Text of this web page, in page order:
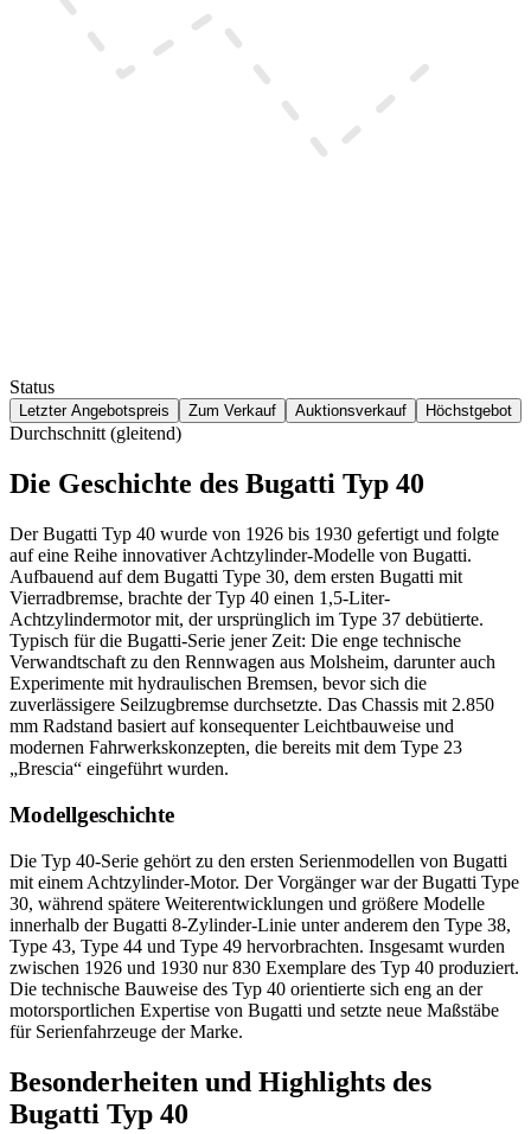
Status
Letzter Angebotspreis Zum Verkauf Auktionsverkauf Höchstgebot
Durchschnitt (gleitend)
Die Geschichte des Bugatti Typ 40
Der Bugatti Typ 40 wurde von 1926 bis 1930 gefertigt und folgte
auf eine Reihe innovativer Achtzylinder-Modelle von Bugatti.
Aufbauend auf dem Bugatti Type 30, dem ersten Bugatti mit
Vierradbremse, brachte der Typ 40 einen 1,5-Liter-
Achtzylindermotor mit, der ursprünglich im Type 37 debütierte.
Typisch für die Bugatti-Serie jener Zeit: Die enge technische
Verwandtschaft zu den Rennwagen aus Molsheim, darunter auch
Experimente mit hydraulischen Bremsen, bevor sich die
zuverlässigere Seilzugbremse durchsetzte. Das Chassis mit 2.850
mm Radstand basiert auf konsequenter Leichtbauweise und
modernen Fahrwerkskonzepten, die bereits mit dem Type 23
„Brescia“ eingeführt wurden.
Modellgeschichte
Die Typ 40-Serie gehört zu den ersten Serienmodellen von Bugatti
mit einem Achtzylinder-Motor. Der Vorgänger war der Bugatti Type
30, während spätere Weiterentwicklungen und größere Modelle
innerhalb der Bugatti 8-Zylinder-Linie unter anderem den Type 38,
Type 43, Type 44 und Type 49 hervorbrachten. Insgesamt wurden
zwischen 1926 und 1930 nur 830 Exemplare des Typ 40 produziert.
Die technische Bauweise des Typ 40 orientierte sich eng an der
motorsportlichen Expertise von Bugatti und setzte neue Maßstäbe
für Serienfahrzeuge der Marke.
Besonderheiten und Highlights des
Bugatti Typ 40